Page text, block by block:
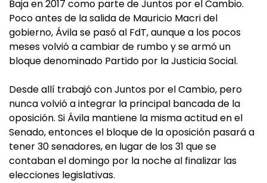
Baja en 2017 como parte de Juntos por el Cambio.
Poco antes de la salida de Mauricio Macri del
gobierno, Ávila se pasó al FdT, aunque a los pocos
meses volvió a cambiar de rumbo y se armó un
bloque denominado Partido por la Justicia Social.
Desde allí trabajó con Juntos por el Cambio, pero
nunca volvió a integrar la principal bancada de la
oposición. Si Ávila mantiene la misma actitud en el
Senado, entonces el bloque de la oposición pasará a
tener 30 senadores, en lugar de los 31 que se
contaban el domingo por la noche al finalizar las
elecciones legislativas.